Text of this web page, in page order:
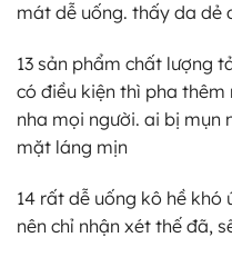
mát dễ uống. thấy da dẻ
13 sản phẩm chất lượng
có điều kiện thì pha
nha mọi người. ai bị mụn
mặt láng mịn
14 rất dễ uống kô hề khó
nên chỉ nhận xét thế đã,